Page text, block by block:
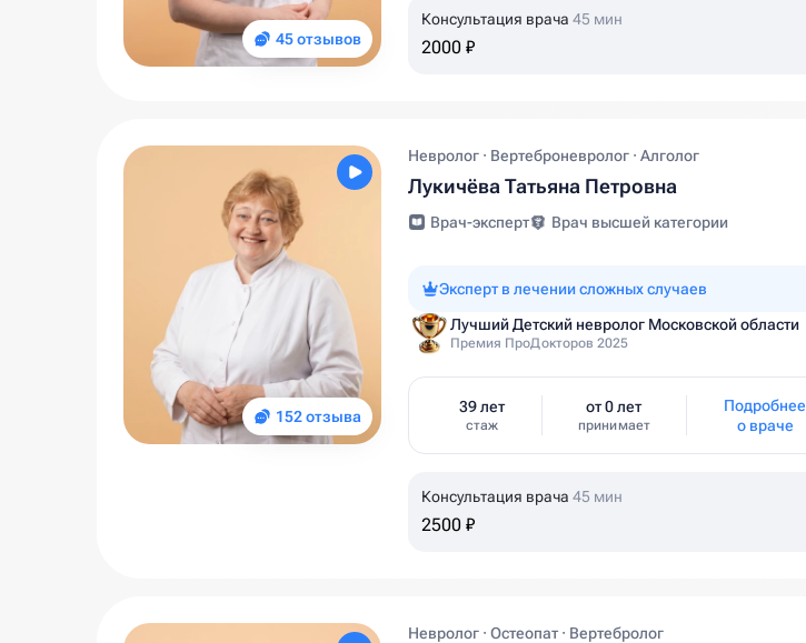
45 отзывов
Консультация врача 45 мин
2000 ₽
152 отзыва
Невролог · Вертеброневролог · Алголог
Лукичёва Татьяна Петровна
Врач-эксперт Врач высшей категории
Эксперт в лечении сложных случаев
Лучший Детский невролог Московской области
Премия ПроДокторов 2025
39 лет
стаж
от 0 лет
принимает
Подробнее
о враче
Консультация врача 45 мин
2500 ₽
Невролог · Остеопат · Вертебролог